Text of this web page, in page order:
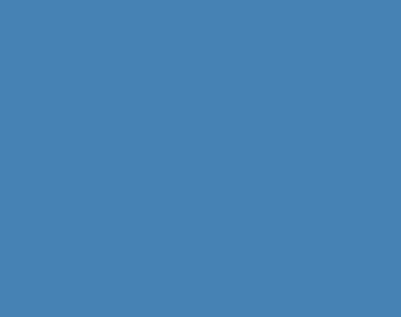
szakdolgozatom ugyanaz a két
autóra. Ezzel a fejlesztéssel
tervezett garnitúra nélkül. Emellett
optimalizálás világában, amit
hozzáállásom is sokat változott a
2020-ban a Knorr-
Megosztanád velünk,